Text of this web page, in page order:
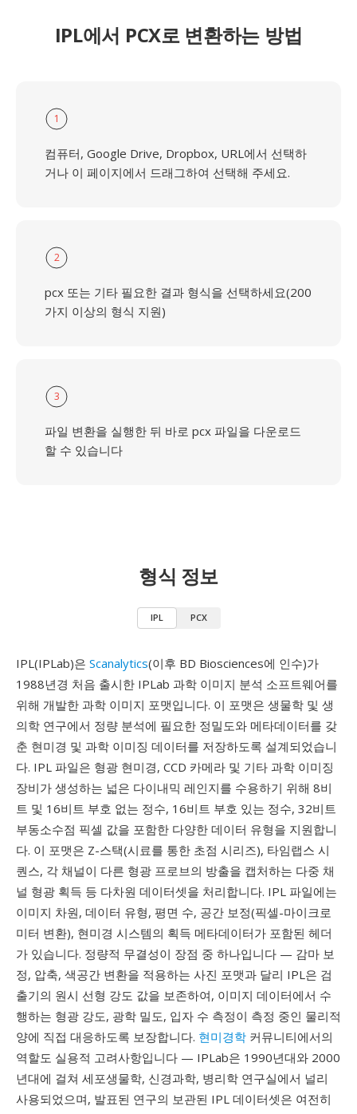
IPL에서 PCX로 변환하는 방법
1
컴퓨터, Google Drive, Dropbox, URL에서 선택하
거나 이 페이지에서 드래그하여 선택해 주세요.
2
pcx 또는 기타 필요한 결과 형식을 선택하세요(200
가지 이상의 형식 지원)
3
파일 변환을 실행한 뒤 바로 pcx 파일을 다운로드
할 수 있습니다
형식 정보
IPL PCX
IPL(IPLab)은 Scanalytics(이후 BD Biosciences에 인수)가
1988년경 처음 출시한 IPLab 과학 이미지 분석 소프트웨어를
위해 개발한 과학 이미지 포맷입니다. 이 포맷은 생물학 및 생
의학 연구에서 정량 분석에 필요한 정밀도와 메타데이터를 갖
춘 현미경 및 과학 이미징 데이터를 저장하도록 설계되었습니
다. IPL 파일은 형광 현미경, CCD 카메라 및 기타 과학 이미징
장비가 생성하는 넓은 다이내믹 레인지를 수용하기 위해 8비
트 및 16비트 부호 없는 정수, 16비트 부호 있는 정수, 32비트
부동소수점 픽셀 값을 포함한 다양한 데이터 유형을 지원합니
다. 이 포맷은 Z-스택(시료를 통한 초점 시리즈), 타임랩스 시
퀀스, 각 채널이 다른 형광 프로브의 방출을 캡처하는 다중 채
널 형광 획득 등 다차원 데이터셋을 처리합니다. IPL 파일에는
이미지 차원, 데이터 유형, 평면 수, 공간 보정(픽셀-마이크로
미터 변환), 현미경 시스템의 획득 메타데이터가 포함된 헤더
가 있습니다. 정량적 무결성이 장점 중 하나입니다 — 감마 보
정, 압축, 색공간 변환을 적용하는 사진 포맷과 달리 IPL은 검
출기의 원시 선형 강도 값을 보존하여, 이미지 데이터에서 수
행하는 형광 강도, 광학 밀도, 입자 수 측정이 측정 중인 물리적
양에 직접 대응하도록 보장합니다. 현미경학 커뮤니티에서의
역할도 실용적 고려사항입니다 — IPLab은 1990년대와 2000
년대에 걸쳐 세포생물학, 신경과학, 병리학 연구실에서 널리
사용되었으며, 발표된 연구의 보관된 IPL 데이터셋은 여전히